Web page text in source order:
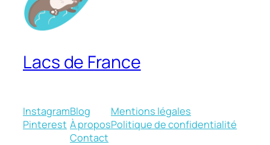
Lacs de France
Instagram
Pinterest
Blog
À propos
Contact
Mentions légales
Politique de confidentialité